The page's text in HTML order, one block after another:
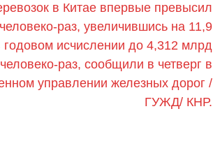
в Китае впервые превысил
раз, увеличившись на 11,9
годовом исчислении до 4,312 млрд
человеко-раз, сообщили в четверг в
управлении железных дорог /
ГУЖД/ КНР.